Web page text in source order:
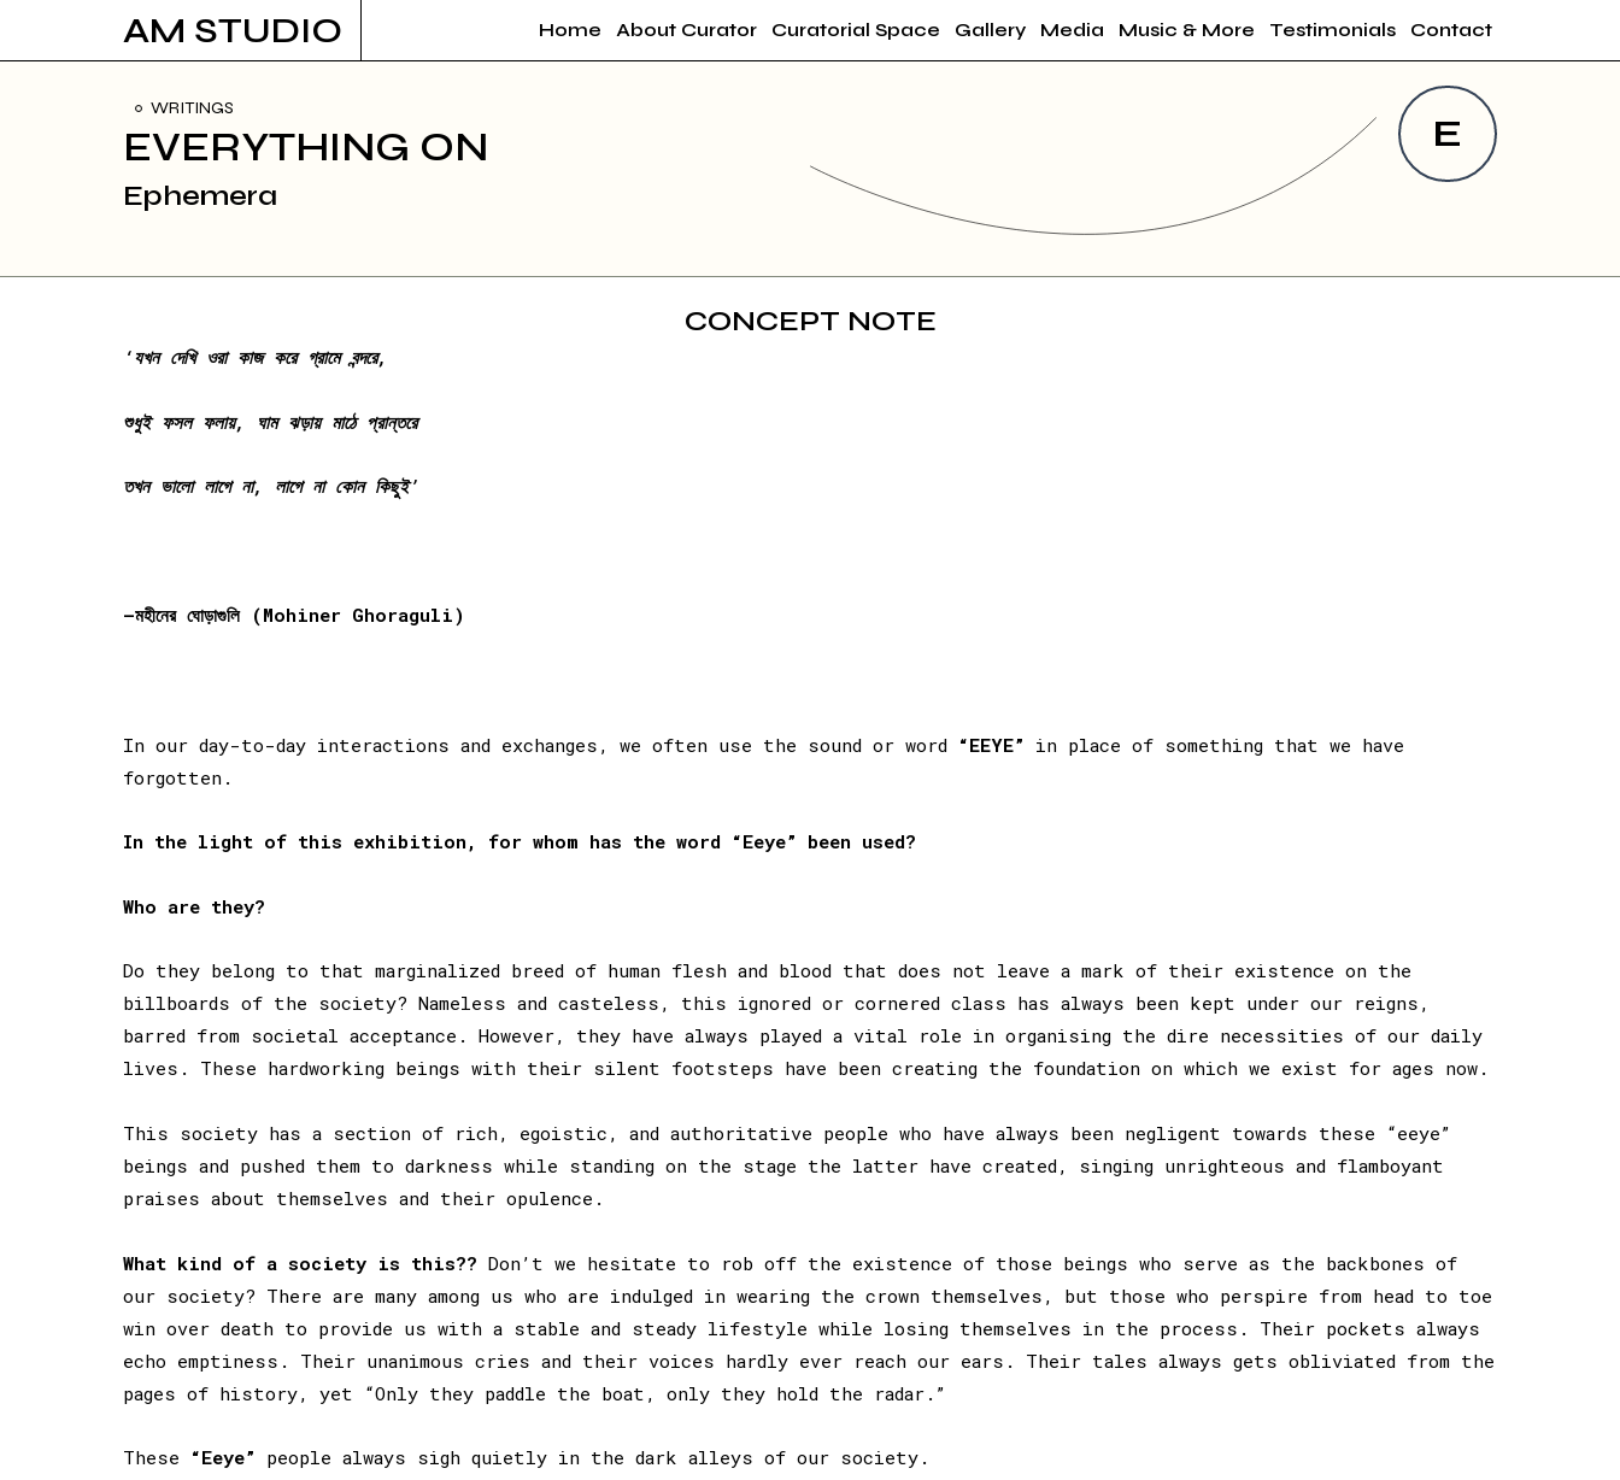
AM STUDIO Home About Curator Curatorial Space Gallery Media Music & More Testimonials Contact
WRITINGS
EVERYTHING ON
Ephemera
E
CONCEPT NOTE
‘যখন দেখি ওরা কাজ করে গ্রামে বন্দরে,
শুধুই ফসল ফলায়, ঘাম ঝড়ায় মাঠে প্রান্তরে
তখন ভালো লাগে না, লাগে না কোন কিছুই’
–মহীনের ঘোড়াগুলি (Mohiner Ghoraguli)
In our day-to-day interactions and exchanges, we often use the sound or word “EEYE” in place of something that we have
forgotten.
In the light of this exhibition, for whom has the word “Eeye” been used?
Who are they?
Do they belong to that marginalized breed of human flesh and blood that does not leave a mark of their existence on the
billboards of the society? Nameless and casteless, this ignored or cornered class has always been kept under our reigns,
barred from societal acceptance. However, they have always played a vital role in organising the dire necessities of our daily
lives. These hardworking beings with their silent footsteps have been creating the foundation on which we exist for ages now.
This society has a section of rich, egoistic, and authoritative people who have always been negligent towards these “eeye”
beings and pushed them to darkness while standing on the stage the latter have created, singing unrighteous and flamboyant
praises about themselves and their opulence.
What kind of a society is this?? Don’t we hesitate to rob off the existence of those beings who serve as the backbones of
our society? There are many among us who are indulged in wearing the crown themselves, but those who perspire from head to toe
win over death to provide us with a stable and steady lifestyle while losing themselves in the process. Their pockets always
echo emptiness. Their unanimous cries and their voices hardly ever reach our ears. Their tales always gets obliviated from the
pages of history, yet “Only they paddle the boat, only they hold the radar.”
These “Eeye” people always sigh quietly in the dark alleys of our society.